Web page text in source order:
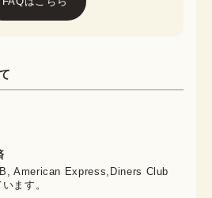
American Express,Diners Club
ます。